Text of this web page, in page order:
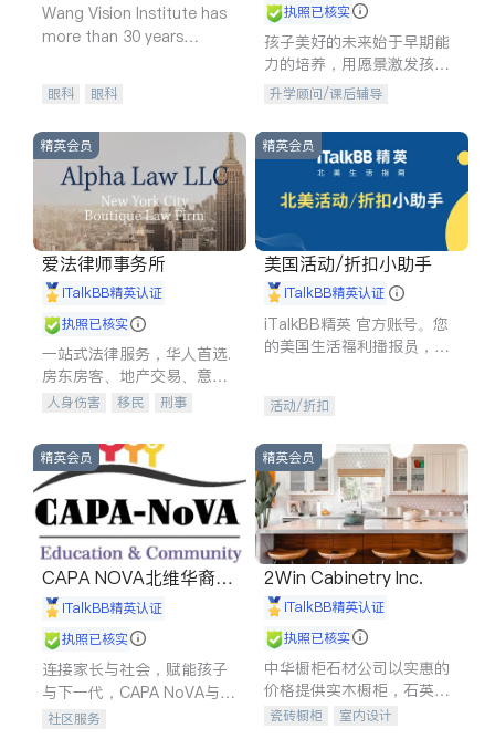
Wang Vision Institute has
more than 30 years
眼科 眼科
执照已核实
孩子美好的未来始于早期能
力的培养，用愿景激发孩子
的学习潜力和动力。理念：
拥有成长型心态是成功的基
石。
升学顾问/课后辅导
精英会员
爱法律师事务所
iTalkBB精英认证
执照已核实
一站式法律服务，华人首选.
房东房客、地产交易、意外
伤害、车祸重伤、商业诉
建筑合同、刑事案件全包办
人身伤害 移民
刑事
信托/遗嘱
商业
索赔
律师-其它 保释
精英会员
美国活动/折扣小助手
iTalkBB精英认证
iTalkBB精英 官方账号。您
的美国生活福利播报员，精
专属福利。
活动/折扣
精英会员
CAPA NOVA北维华裔家
长会iTalkBB精英认证
执照已核实
连接家长与社会，赋能孩子
与下一代，CAPA NoVA与您
携手建设包容、公平、充满
社区服务
精英会员
2Win Cabinetry Inc.
iTalkBB精英认证
执照已核实
中华橱柜石材公司以实惠的
价格提供实木橱柜，石英石
台面，多种优质不锈钢水
瓷砖橱柜
室内设计